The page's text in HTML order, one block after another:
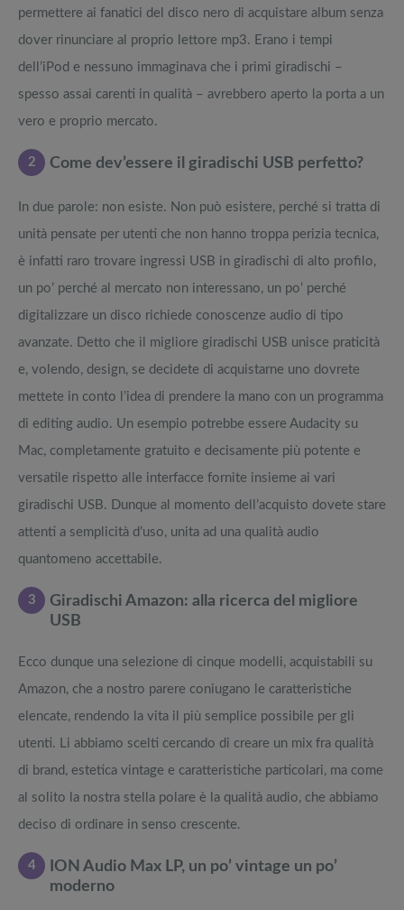
permettere ai fanatici del disco nero di acquistare album senza
dover rinunciare al proprio lettore mp3. Erano i tempi
dell’iPod e nessuno immaginava che i primi giradischi –
spesso assai carenti in qualità – avrebbero aperto la porta a un
vero e proprio mercato.
2 Come dev’essere il giradischi USB perfetto?
In due parole: non esiste. Non può esistere, perché si tratta di
unità pensate per utenti che non hanno troppa perizia tecnica,
è infatti raro trovare ingressi USB in giradischi di alto profilo,
un po’ perché al mercato non interessano, un po’ perché
digitalizzare un disco richiede conoscenze audio di tipo
avanzate. Detto che il migliore giradischi USB unisce praticità
e, volendo, design, se decidete di acquistarne uno dovrete
mettete in conto l’idea di prendere la mano con un programma
di editing audio. Un esempio potrebbe essere Audacity su
Mac, completamente gratuito e decisamente più potente e
versatile rispetto alle interfacce fornite insieme ai vari
giradischi USB. Dunque al momento dell’acquisto dovete stare
attenti a semplicità d’uso, unita ad una qualità audio
quantomeno accettabile.
3
Giradischi Amazon: alla ricerca del migliore
USB
Ecco dunque una selezione di cinque modelli, acquistabili su
Amazon, che a nostro parere coniugano le caratteristiche
elencate, rendendo la vita il più semplice possibile per gli
utenti. Li abbiamo scelti cercando di creare un mix fra qualità
di brand, estetica vintage e caratteristiche particolari, ma come
al solito la nostra stella polare è la qualità audio, che abbiamo
deciso di ordinare in senso crescente.
4
ION Audio Max LP, un po’ vintage un po’
moderno